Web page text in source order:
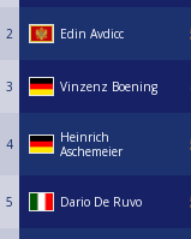
2 Edin Avdicc
3 Vinzenz Boening
4
Heinrich
Aschemeier
5 Dario De Ruvo